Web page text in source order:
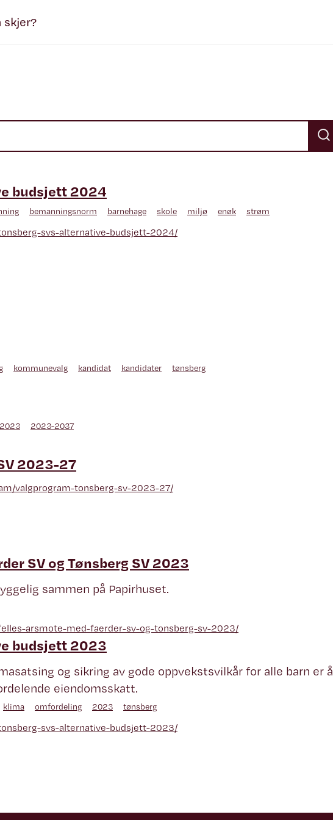
skjer?
budsjett 2024
bemanningsnorm barnehage skole miljø enøk strøm
svs-alternative-budsjett-2024/
kommunevalg kandidat kandidater tønsberg
2023 2023-2037
2023-27
valgprogram-tonsberg-sv-2023-27/
SV og Tønsberg SV 2023
sammen på Papirhuset.
arsmote-med-faerder-sv-og-tonsberg-sv-2023/
budsjett 2023
og sikring av gode oppvekstsvilkår for alle barn er å
eiendomsskatt.
klima omfordeling 2023 tønsberg
svs-alternative-budsjett-2023/